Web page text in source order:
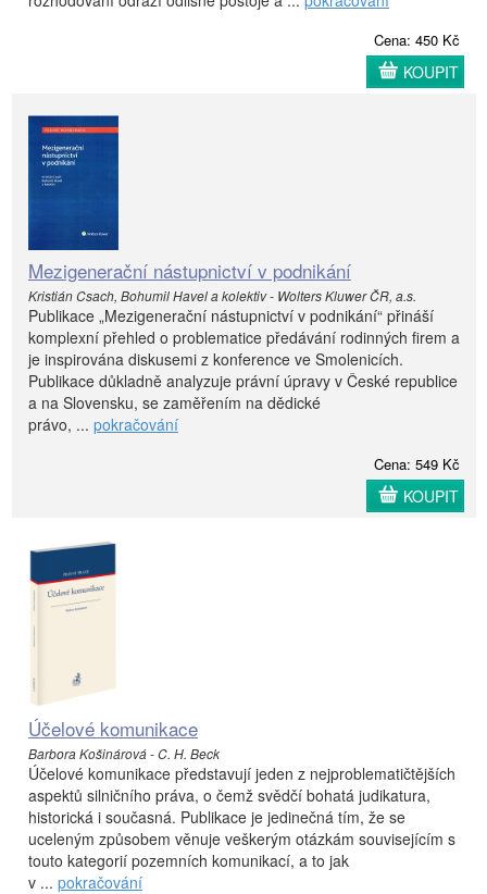
Cena: 450 Kč
KOUPIT
Mezigenerační nástupnictví v podnikání
Kristián Csach, Bohumil Havel a kolektiv - Wolters Kluwer ČR, a.s.
Publikace „Mezigenerační nástupnictví v podnikání“ přináší
komplexní přehled o problematice předávání rodinných firem a
je inspirována diskusemi z konference ve Smolenicích.
Publikace důkladně analyzuje právní úpravy v České republice
a na Slovensku, se zaměřením na dědické
právo, ... pokračování
Cena: 549 Kč
KOUPIT
Účelové komunikace
Barbora Košinárová - C. H. Beck
Účelové komunikace představují jeden z nejproblematičtějších
aspektů silničního práva, o čemž svědčí bohatá judikatura,
historická i současná. Publikace je jedinečná tím, že se
uceleným způsobem věnuje veškerým otázkám souvisejícím s
touto kategorií pozemních komunikací, a to jak
v ... pokračování